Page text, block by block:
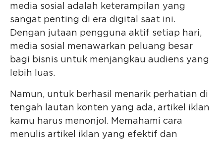
media sosial adalah keterampilan yang
sangat penting di era digital saat ini.
Dengan jutaan pengguna aktif setiap hari,
media sosial menawarkan peluang besar
bagi bisnis untuk menjangkau audiens yang
lebih luas.
Namun, untuk berhasil menarik perhatian di
tengah lautan konten yang ada, artikel iklan
kamu harus menonjol. Memahami cara
menulis artikel iklan yang efektif dan